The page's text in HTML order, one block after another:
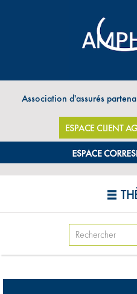
Association d'assurés
ESPACE CLIENT